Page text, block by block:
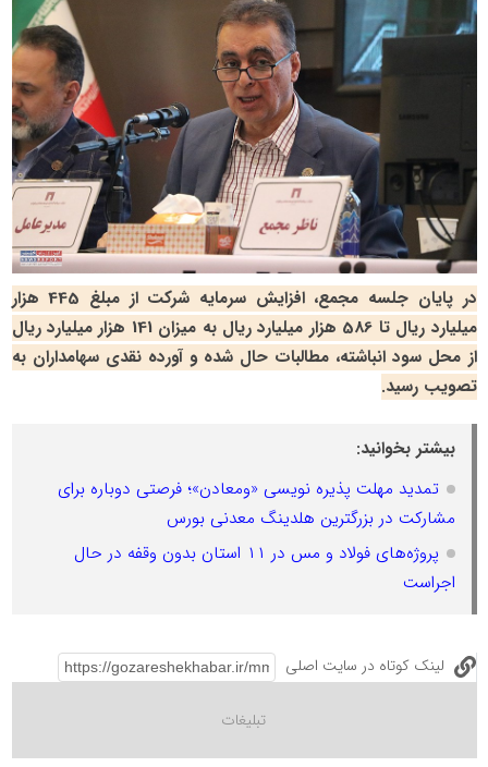
در پایان جلسه مجمع، افزایش سرمایه شرکت از مبلغ 445 هزار
میلیارد ریال تا 586 هزار میلیارد ریال به میزان 141 هزار میلیارد ریال
از محل سود انباشته، مطالبات حال شده و آورده نقدی سهامداران به
تصویب رسید.
بیشتر بخوانید:
تمدید مهلت پذیره نویسی «ومعادن»؛ فرصتی دوباره برای
مشارکت در بزرگترین هلدینگ معدنی بورس
پروژه‌های فولاد و مس در ۱۱ استان بدون وقفه در حال
اجراست
لینک کوتاه در سایت اصلی